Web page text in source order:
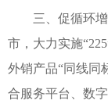
三、促循环
市，大力实施
外销产品“同线同
合服务平台、数